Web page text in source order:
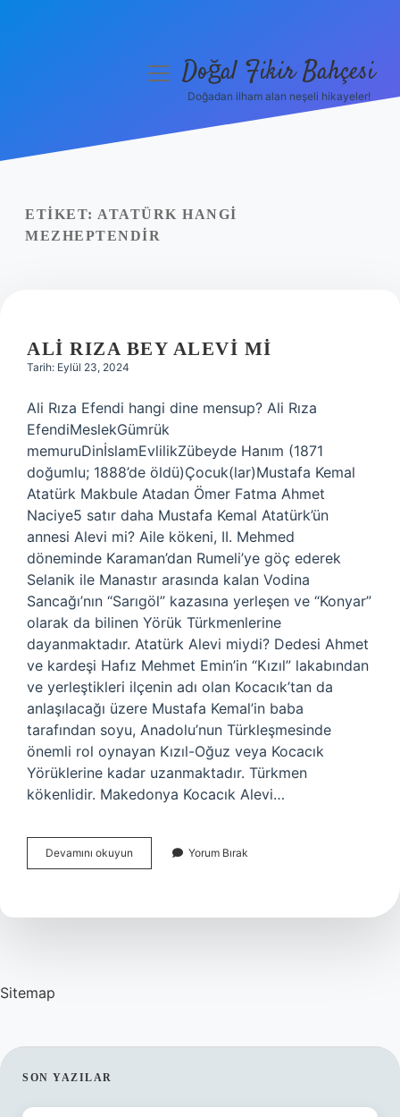
Yasal Uyarı
menüyüDoğal Fikir Bahçesi
Doğadan ilham alan neşeli hikayeler!
ETIKET: ATATÜRK HANGI
MEZHEPTENDIR
ALI RIZA BEY ALEVI MI
Tarih: Eylül 23, 2024
Ali Rıza Efendi hangi dine mensup? Ali Rıza
EfendiMeslekGümrük
memuruDinİslamEvlilikZübeyde Hanım (1871
doğumlu; 1888’de öldü)Çocuk(lar)Mustafa Kemal
Atatürk Makbule Atadan Ömer Fatma Ahmet
Naciye5 satır daha Mustafa Kemal Atatürk’ün
annesi Alevi mi? Aile kökeni, II. Mehmed
döneminde Karaman’dan Rumeli’ye göç ederek
Selanik ile Manastır arasında kalan Vodina
Sancağı’nın “Sarıgöl” kazasına yerleşen ve “Konyar”
olarak da bilinen Yörük Türkmenlerine
dayanmaktadır. Atatürk Alevi miydi? Dedesi Ahmet
ve kardeşi Hafız Mehmet Emin’in “Kızıl” lakabından
ve yerleştikleri ilçenin adı olan Kocacık’tan da
anlaşılacağı üzere Mustafa Kemal’in baba
tarafından soyu, Anadolu’nun Türkleşmesinde
önemli rol oynayan Kızıl-Oğuz veya Kocacık
Yörüklerine kadar uzanmaktadır. Türkmen
kökenlidir. Makedonya Kocacık Alevi…
Devamını okuyun
Rıza
Mi
Yorum Bırak
Sitemap
SIDEBAR
SON YAZILAR